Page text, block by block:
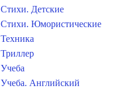
Стихи. Детские
Стихи. Юмористические
Техника
Триллер
Учеба
Учеба. Английский